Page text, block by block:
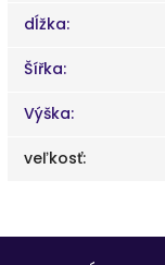
dĺžka:
Šířka:
Výška:
veľkosť: